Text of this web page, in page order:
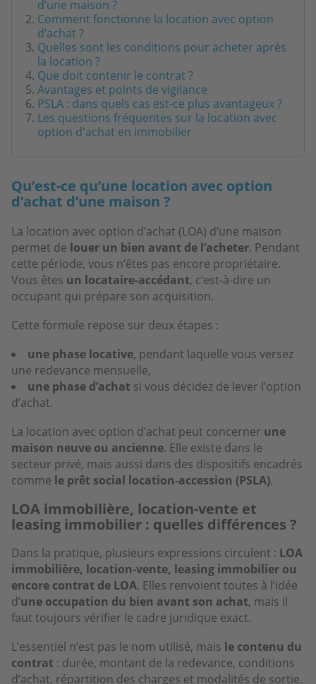
d’une maison ?
Comment fonctionne la location avec option
d’achat ?
Quelles sont les conditions pour acheter après
la location ?
Que doit contenir le contrat ?
Avantages et points de vigilance
PSLA : dans quels cas est-ce plus avantageux ?
Les questions fréquentes sur la location avec
option d'achat en immobilier
Qu’est-ce qu’une location avec option
d’achat d’une maison ?
La location avec option d’achat (LOA) d’une maison
permet de louer un bien avant de l’acheter. Pendant
cette période, vous n’êtes pas encore propriétaire.
Vous êtes un locataire-accédant, c’est-à-dire un
occupant qui prépare son acquisition.
Cette formule repose sur deux étapes :
une phase locative, pendant laquelle vous versez
une redevance mensuelle,
une phase d’achat si vous décidez de lever l’option
d’achat.
La location avec option d’achat peut concerner une
maison neuve ou ancienne. Elle existe dans le
secteur privé, mais aussi dans des dispositifs encadrés
comme le prêt social location-accession (PSLA).
LOA immobilière, location-vente et
leasing immobilier : quelles différences ?
Dans la pratique, plusieurs expressions circulent : LOA
immobilière, location-vente, leasing immobilier ou
encore contrat de LOA. Elles renvoient toutes à l’idée
d’une occupation du bien avant son achat, mais il
faut toujours vérifier le cadre juridique exact.
L’essentiel n’est pas le nom utilisé, mais le contenu du
contrat : durée, montant de la redevance, conditions
d’achat, répartition des charges et modalités de sortie.